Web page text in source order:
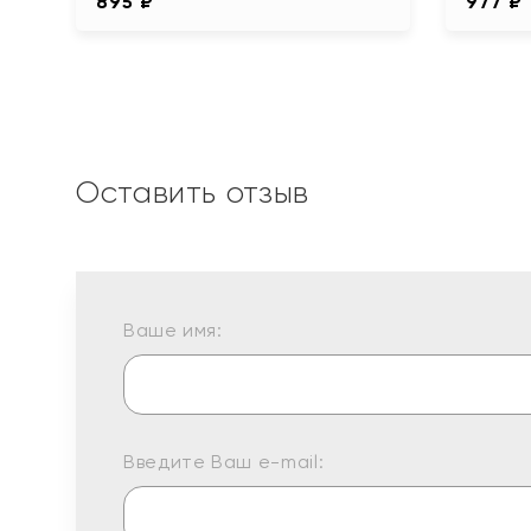
Оставить отзыв
Ваше имя:
Введите Ваш e-mail: